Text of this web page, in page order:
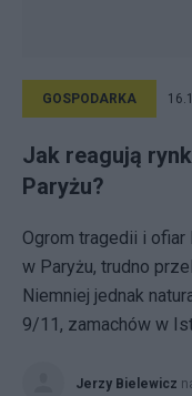
GOSPODARKA
Jak reagują
Paryżu?
Ogrom tragedii i ofiar
w Paryżu, trudno
Niemniej jednak
9/11, zamachów w
Jerzy Bielewicz